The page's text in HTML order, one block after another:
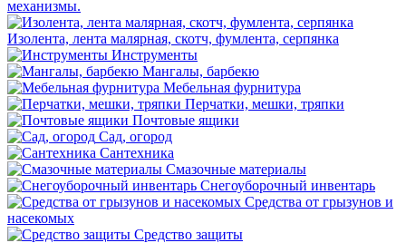
механизмы.
Изолента, лента малярная, скотч, фумлента, серпянка
Инструменты
Мангалы, барбекю
Мебельная фурнитура
Перчатки, мешки, тряпки
Почтовые ящики
Сад, огород
Сантехника
Смазочные материалы
Снегоуборочный инвентарь
Средства от грызунов и
насекомых
Средство защиты